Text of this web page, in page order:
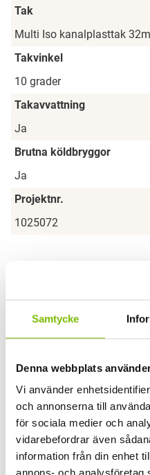
Samtycke
Denna webbplats
Vi använder
och annonserna till
för sociala medier och
vidarebefordrar även
information från din enhet
annons- och analysföretag
Tak
Multi Iso kanalplasttak
Takvinkel
10 grader
Takavvattning
Ja
Brutna köldbryggor
Ja
Projektnr.
1025072
Har du en fråga
Vi svarar gärna på frågor
Ditt namn(Obligatoriskt)
Förnamn